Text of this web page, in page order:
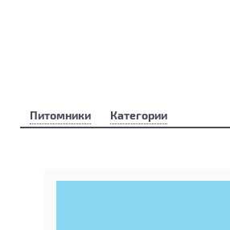
Питомники Категории